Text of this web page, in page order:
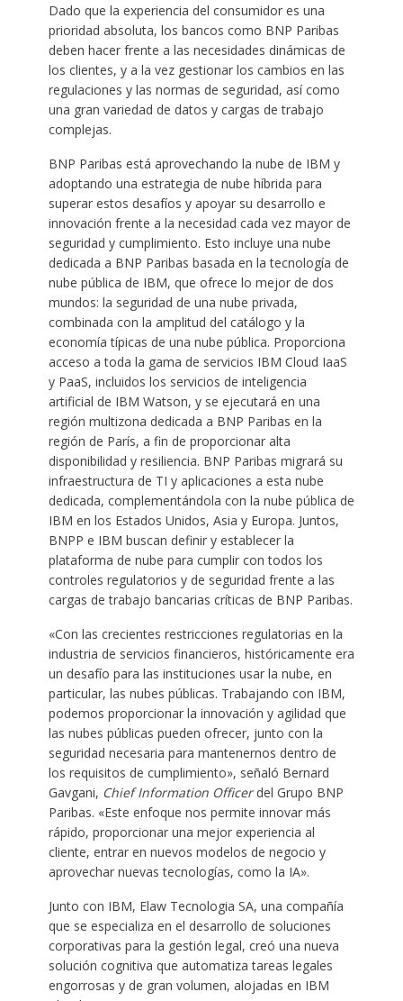
Dado que la experiencia del consumidor es una
prioridad absoluta, los bancos como BNP Paribas
deben hacer frente a las necesidades dinámicas de
los clientes, y a la vez gestionar los cambios en las
regulaciones y las normas de seguridad, así como
una gran variedad de datos y cargas de trabajo
complejas.
BNP Paribas está aprovechando la nube de IBM y
adoptando una estrategia de nube híbrida para
superar estos desafíos y apoyar su desarrollo e
innovación frente a la necesidad cada vez mayor de
seguridad y cumplimiento. Esto incluye una nube
dedicada a BNP Paribas basada en la tecnología de
nube pública de IBM, que ofrece lo mejor de dos
mundos: la seguridad de una nube privada,
combinada con la amplitud del catálogo y la
economía típicas de una nube pública. Proporciona
acceso a toda la gama de servicios IBM Cloud IaaS
y PaaS, incluidos los servicios de inteligencia
artificial de IBM Watson, y se ejecutará en una
región multizona dedicada a BNP Paribas en la
región de París, a fin de proporcionar alta
disponibilidad y resiliencia. BNP Paribas migrará su
infraestructura de TI y aplicaciones a esta nube
dedicada, complementándola con la nube pública de
IBM en los Estados Unidos, Asia y Europa. Juntos,
BNPP e IBM buscan definir y establecer la
plataforma de nube para cumplir con todos los
controles regulatorios y de seguridad frente a las
cargas de trabajo bancarias críticas de BNP Paribas.
«Con las crecientes restricciones regulatorias en la
industria de servicios financieros, históricamente era
un desafío para las instituciones usar la nube, en
particular, las nubes públicas. Trabajando con IBM,
podemos proporcionar la innovación y agilidad que
las nubes públicas pueden ofrecer, junto con la
seguridad necesaria para mantenernos dentro de
los requisitos de cumplimiento», señaló Bernard
Gavgani, Chief Information Officerdel Grupo BNP
Paribas. «Este enfoque nos permite innovar más
rápido, proporcionar una mejor experiencia al
cliente, entrar en nuevos modelos de negocio y
aprovechar nuevas tecnologías, como la IA».
Junto con IBM, Elaw Tecnologia SA, una compañía
que se especializa en el desarrollo de soluciones
corporativas para la gestión legal, creó una nueva
solución cognitiva que automatiza tareas legales
engorrosas y de gran volumen, alojadas en IBM